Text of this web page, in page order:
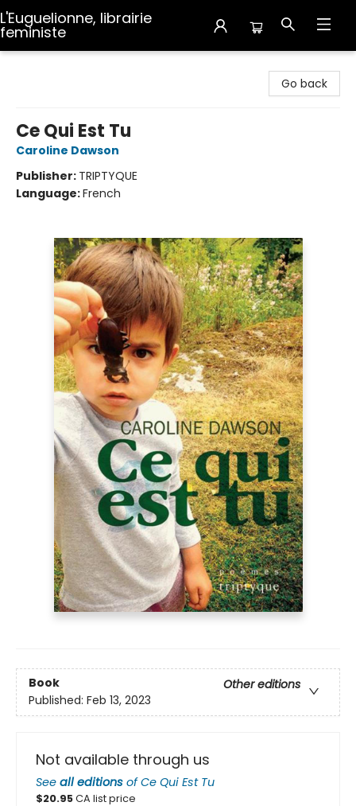
L'Euguelionne, librairie
feministe
Go back
Ce Qui Est Tu
Caroline Dawson
Publisher: TRIPTYQUE
Language:French
Book
Other editions
Published: Feb 13, 2023
Not available through us
See all editions ofCe Qui Est Tu
$20.95CA list price